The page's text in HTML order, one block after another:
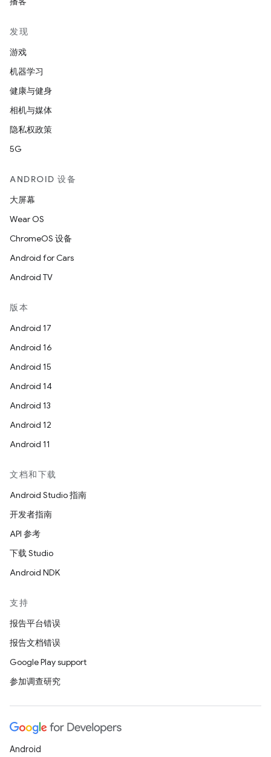
发现
游戏
机器学习
健康与健身
相机与媒体
隐私权政策
5G
ANDROID 设备
大屏幕
Wear OS
ChromeOS 设备
Android for Cars
Android TV
版本
Android 17
Android 16
Android 15
Android 14
Android 13
Android 12
Android 11
文档和下载
Android Studio 指南
开发者指南
API 参考
下载 Studio
Android NDK
支持
报告平台错误
报告文档错误
Google Play support
参加调查研究
Android